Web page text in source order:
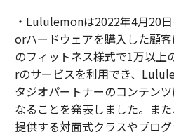
・Lululemonは2022年4月20
orハードウェアを購入した顧
のフィットネス様式で1万以
rのサービスを利用でき、
タジオパートナーのコンテン
なることを発表しました。ま
提供する対面式クラスやプロ